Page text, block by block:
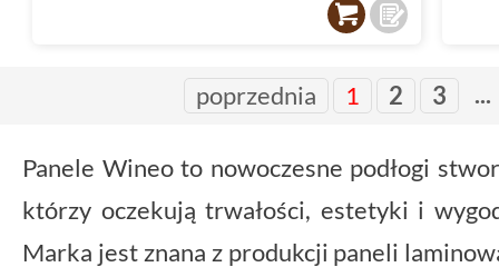
poprzednia 1 2 3 ...
Panele Wineo to nowoczesne podłogi
którzy oczekują trwałości, estetyki i
Marka jest znana z produkcji paneli